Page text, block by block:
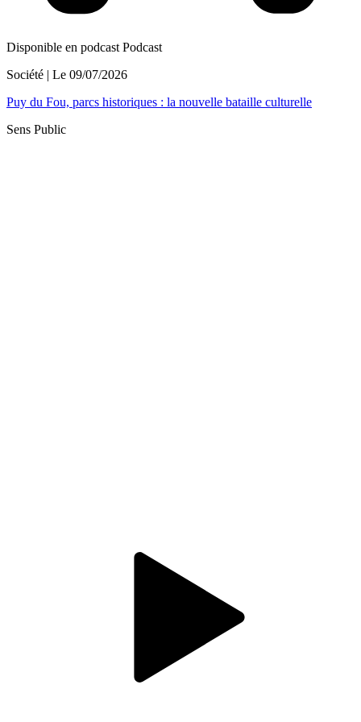
Disponible en podcast Podcast
Société | Le 09/07/2026
Puy du Fou, parcs historiques : la nouvelle bataille culturelle
Sens Public